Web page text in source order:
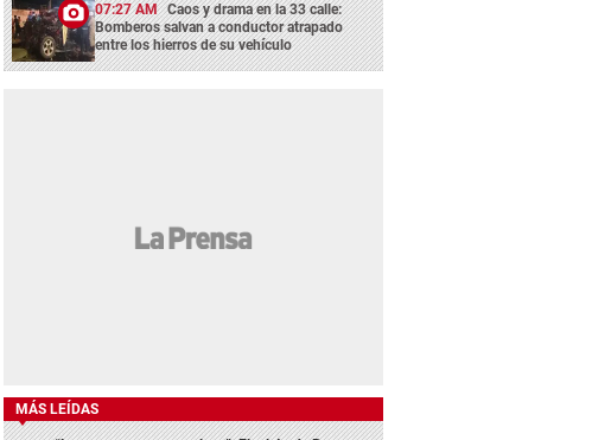
07:27 AM Caos y drama en la 33 calle:
Bomberos salvan a conductor atrapado
entre los hierros de su vehículo
MÁS LEÍDAS